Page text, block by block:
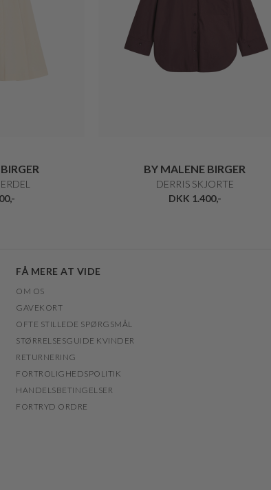
BY MALENE BIRGER
DERRIS SKJORTE
DKK 1.400,-
FÅ MERE AT VIDE
OM OS
GAVEKORT
OFTE STILLEDE SPØRGSMÅL
STØRRELSESGUIDE KVINDER
RETURNERING
FORTROLIGHEDSPOLITIK
HANDELSBETINGELSER
FORTRYD ORDRE